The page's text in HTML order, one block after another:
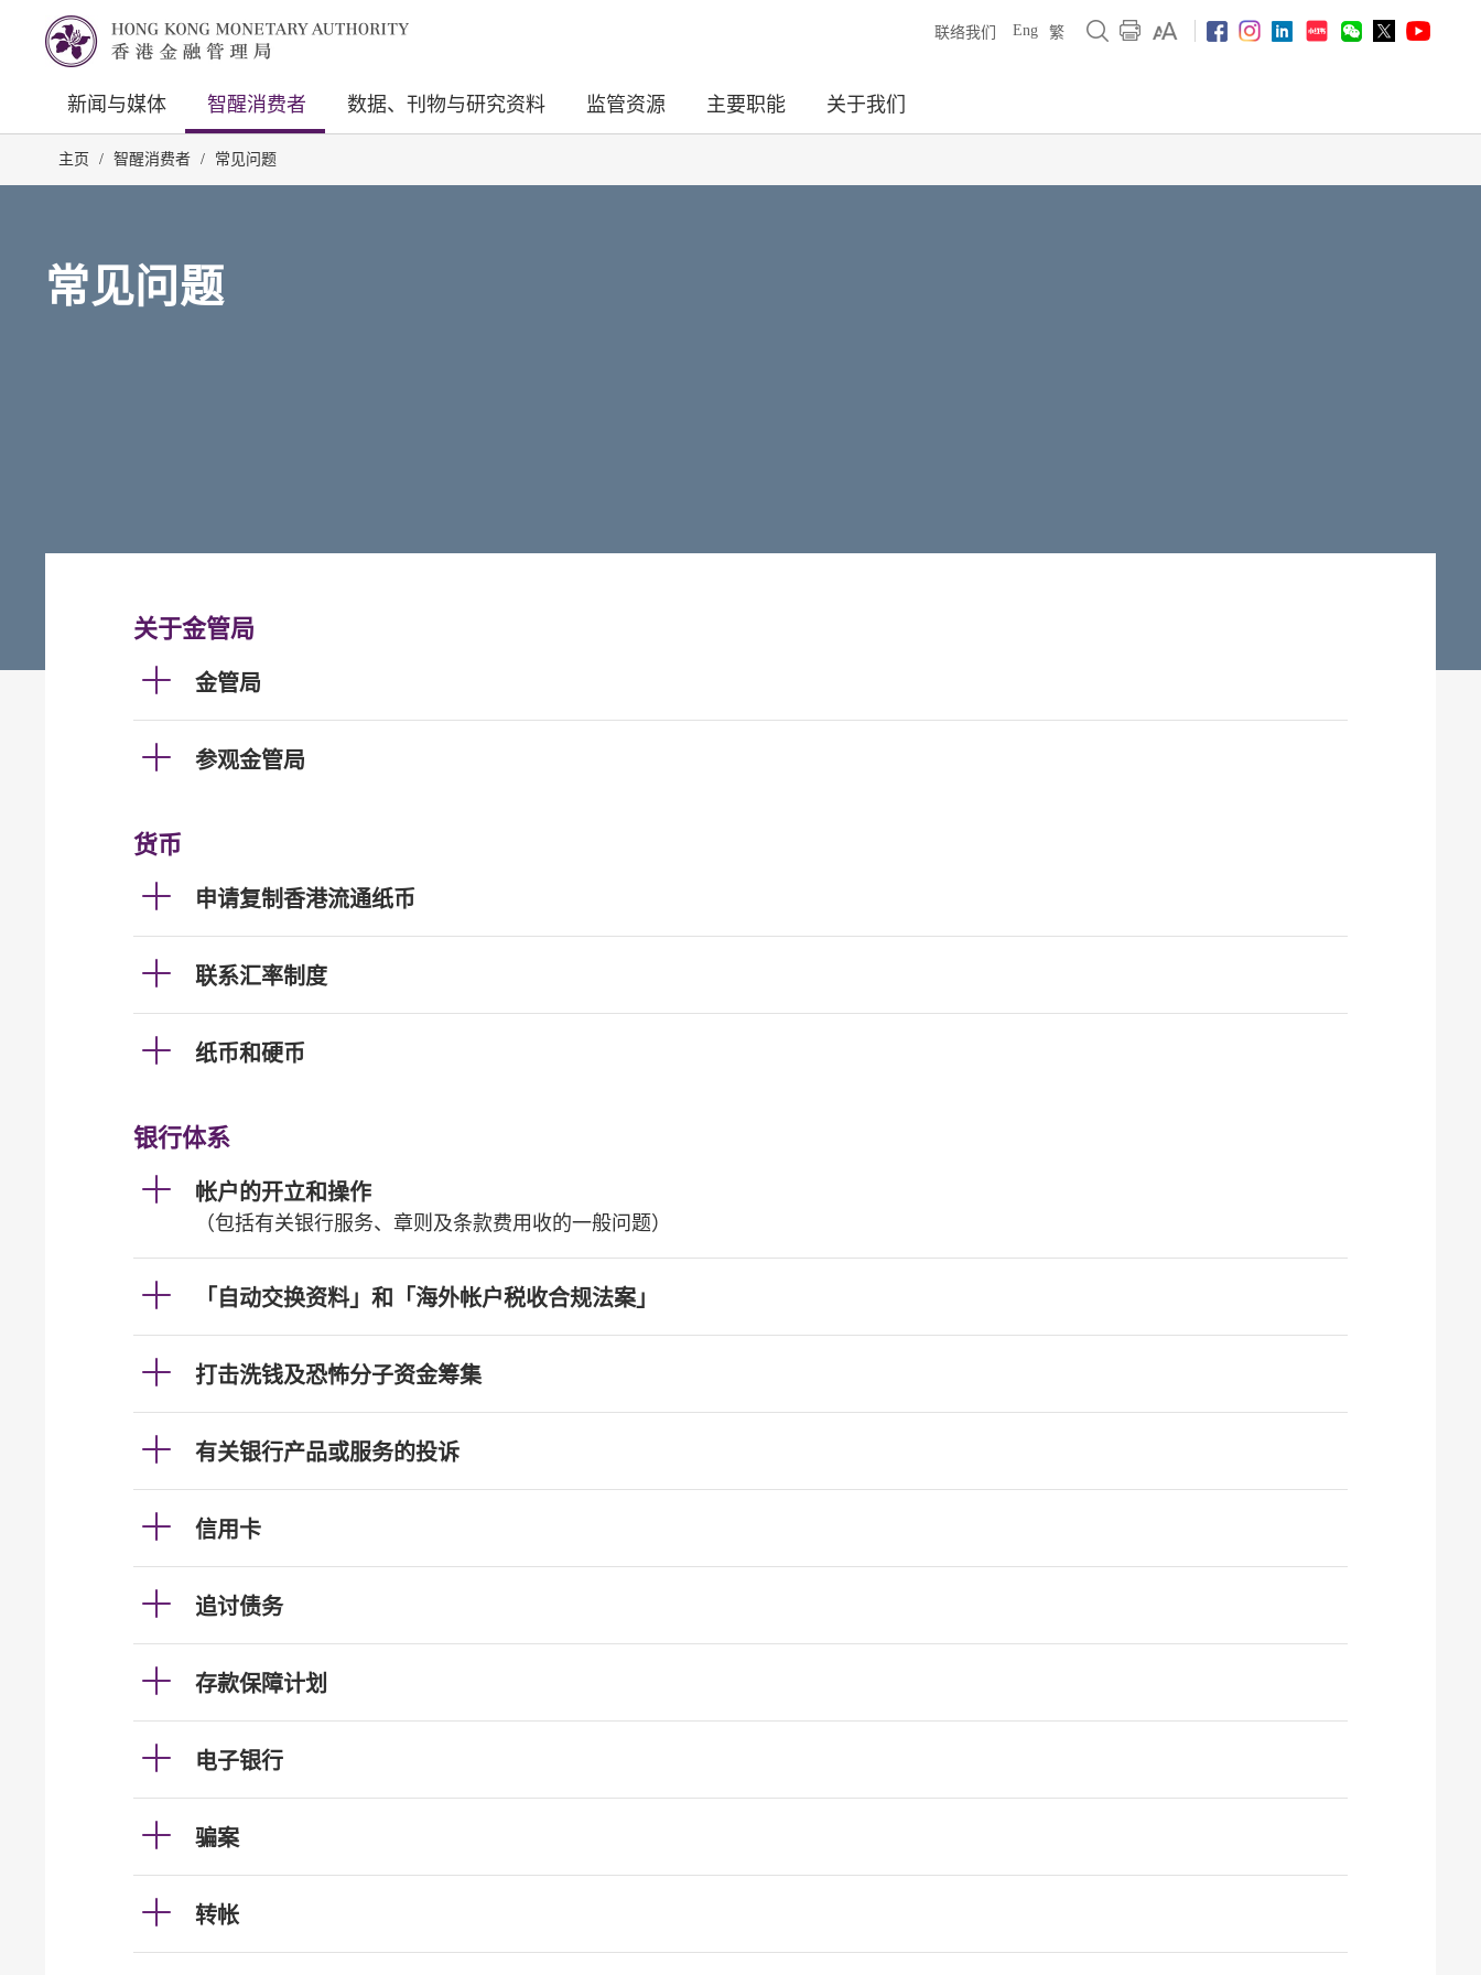
联络我们 Eng 繁
新闻与媒体 智醒消费者 数据、刊物与研究资料 监管资源 主要职能 关于我们
主页 / 智醒消费者 / 常见问题
常见问题
关于金管局
金管局
参观金管局
货币
申请复制香港流通纸币
联系汇率制度
纸币和硬币
银行体系
帐户的开立和操作
（包括有关银行服务、章则及条款费用收的一般问题）
「自动交换资料」和「海外帐户税收合规法案」
打击洗钱及恐怖分子资金筹集
有关银行产品或服务的投诉
信用卡
追讨债务
存款保障计划
电子银行
骗案
转帐